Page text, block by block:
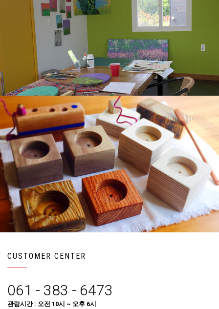
CUSTOMER CENTER
061 - 383 - 6473
관람시간 : 오전 10시 ~ 오후 6시